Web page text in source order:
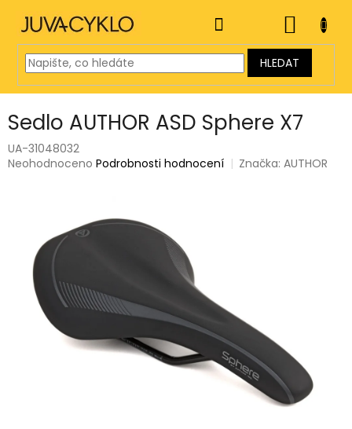
obsah
HLEDAT
KOŠÍK
Sedlo AUTHOR ASD Sphere X7
UA-31048032
Průměrné
hvězdiček.
Neohodnoceno Podrobnosti hodnocení Značka:AUTHOR